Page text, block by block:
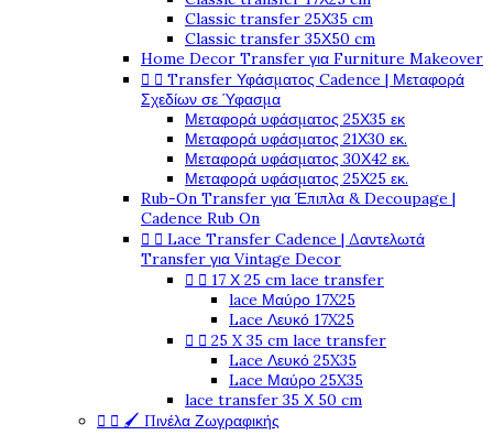
Classic transfer 25Χ35 cm
Classic transfer 35Χ50 cm
Home Decor Transfer για Furniture Makeover
  Transfer Υφάσματος Cadence | Μεταφορά
Σχεδίων σε Ύφασμα
Μεταφορά υφάσματος 25Χ35 εκ
Μεταφορά υφάσματος 21Χ30 εκ.
Μεταφορά υφάσματος 30Χ42 εκ.
Μεταφορά υφάσματος 25Χ25 εκ.
Rub-On Transfer για Έπιπλα & Decoupage |
Cadence Rub On
  Lace Transfer Cadence | Δαντελωτά
Transfer για Vintage Decor
  17 Χ 25 cm lace transfer
lace Μαύρο 17X25
Lace Λευκό 17X25
  25 X 35 cm lace transfer
Lace Λευκό 25X35
Lace Μαύρο 25X35
lace transfer 35 Χ 50 cm
  🖌️ Πινέλα Ζωγραφικής